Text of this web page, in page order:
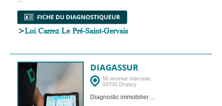
>Loi Carrez Le Pré-Saint-Gervais
DIAGASSUR
56 avenue marceau
93700 Drancy
Diagnostic immobilier ...